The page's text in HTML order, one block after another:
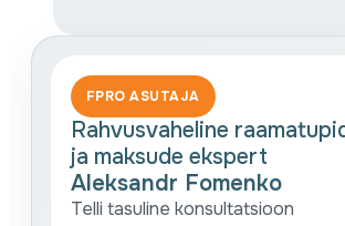
FPRO ASUTAJA
Rahvusvaheline
ja maksude ekspert
Aleksandr Fomenko
Telli tasuline konsultatsioon